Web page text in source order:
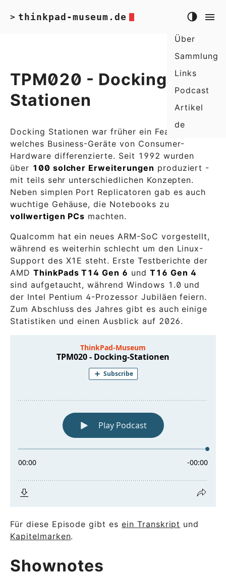
> thinkpad-museum.de
Über
Sammlung
Links
Podcast
Artikel
de
TPM020 - Docking-
Stationen
Docking Stationen war früher ein Feature,
welches Business-Geräte von Consumer-
Hardware differenzierte. Seit 1992 wurden
über 100 solcher Erweiterungen produziert -
mit teils sehr unterschiedlichen Konzepten.
Neben simplen Port Replicatoren gab es auch
wuchtige Gehäuse, die Notebooks zu
vollwertigen PCs machten.
Qualcomm hat ein neues ARM-SoC vorgestellt,
während es weiterhin schlecht um den Linux-
Support des X1E steht. Erste Testberichte der
AMD ThinkPads T14 Gen 6 und T16 Gen 4
sind aufgetaucht, während Windows 1.0 und
der Intel Pentium 4-Prozessor Jubiläen feiern.
Zum Abschluss des Jahres gibt es auch einige
Statistiken und einen Ausblick auf 2026.
Für diese Episode gibt es ein Transkript und
Kapitelmarken.
Shownotes